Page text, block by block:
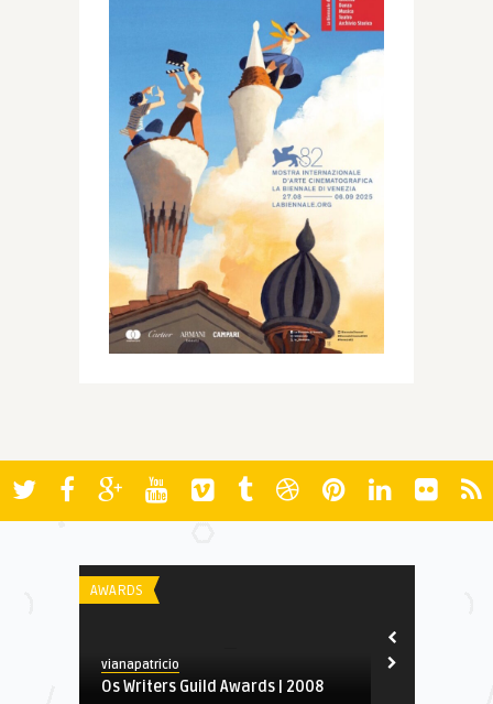
AWARDS
vianapatricio
Os Writers Guild Awards | 2008